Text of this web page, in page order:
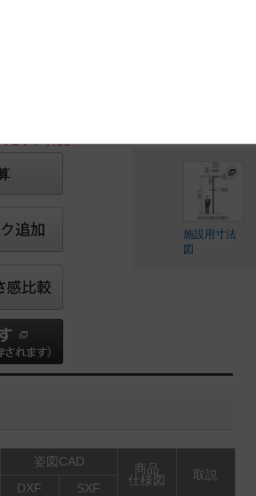
ご了承ください
施設用寸法
図
姿図CAD
商品
仕様図
取説
DXF SXF